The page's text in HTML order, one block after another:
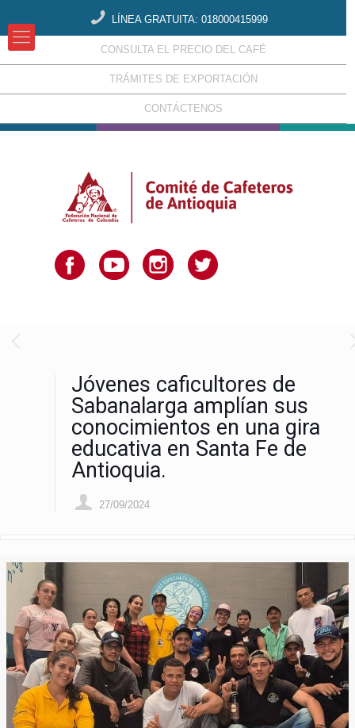
LÍNEA GRATUITA: 018000415999
CONSULTA EL PRECIO DEL CAFÉ
TRÁMITES DE EXPORTACIÓN
CONTÁCTENOS
Jóvenes caficultores de
Sabanalarga amplían sus
conocimientos en una gira
educativa en Santa Fe de
Antioquia.
27/09/2024